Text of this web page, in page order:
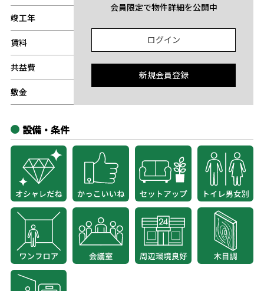
竣工年
賃料
共益費
敷金
会員限定で物件詳細を公開中
ログイン
新規会員登録
設備・条件